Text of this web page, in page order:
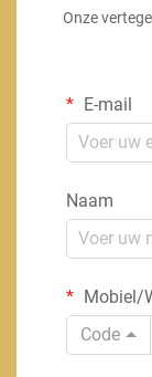
Onze
E-mail
Naam
Mobiel/
Code